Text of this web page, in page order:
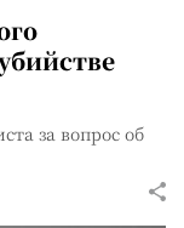
за вопрос об